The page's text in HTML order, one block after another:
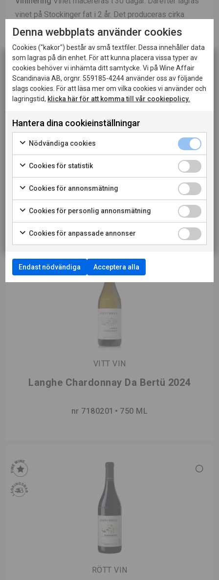
vinet på Stockinger fat i 2 år. Det produceras cirka
2000 flaskor om året av detta vin.
Passar tillTryffel- och svamprisotto alt. polenta med
lammracks.
LADDA NER PRODUKTBLAD
LADDA NER PRESSBILD
LÄS MER OM PRODUCENTEN
TILL VINET PÅ SYSTEMBOLAGET
VITT VIN
Langhe Chardonnay Da Bertü 2024
nr 7180201 750 ML
RÖTT VIN
Denna webbplats använder cookies
Cookies ("kakor") består av små textfiler. Dessa innehåller data
som lagras på din enhet. För att kunna placera vissa typer av
cookies behöver vi inhämta ditt samtycke. Vi på Wine Affair
Scandinavia AB, orgnr. 559185-4244 använder oss av följande
slags cookies. För att läsa mer om vilka cookies vi använder och
lagringstid, klicka här för att komma till vår cookiepolicy.
Hantera dina cookieinställningar
Nödvändiga cookies
Cookies för statistik
Cookies för annonsmätning
Cookies för personlig annonsmätning
Cookies för anpassade annonser
Endast nödvändiga Acceptera alla
Denna sida innehåller information om alkoholhaltiga
drycker och riktar sig till dig som fyllt 20 år.
När jag bekräftar att jag är 20 år eller äldre godkänner
jag också att webbplatsen använder cookies.
PRIVATKONSUMENT
RESTAURANGKUND